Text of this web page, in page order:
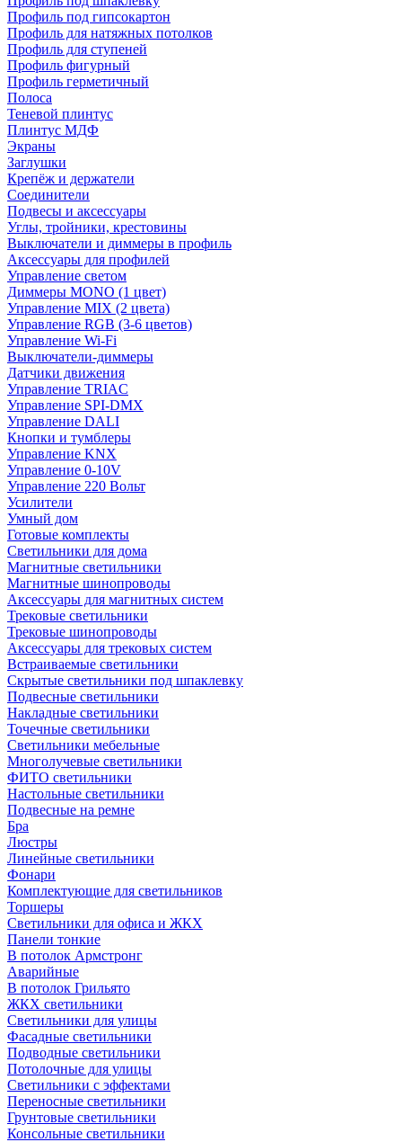
Профиль под гипсокартон
Профиль для натяжных потолков
Профиль для ступеней
Профиль фигурный
Профиль герметичный
Полоса
Теневой плинтус
Плинтус МДФ
Экраны
Заглушки
Крепёж и держатели
Соединители
Подвесы и аксессуары
Углы, тройники, крестовины
Выключатели и диммеры в профиль
Аксессуары для профилей
Управление светом
Диммеры MONO (1 цвет)
Управление MIX (2 цвета)
Управление RGB (3-6 цветов)
Управление Wi-Fi
Выключатели-диммеры
Датчики движения
Управление TRIAC
Управление SPI-DMX
Управление DALI
Кнопки и тумблеры
Управление KNX
Управление 0-10V
Управление 220 Вольт
Усилители
Умный дом
Готовые комплекты
Светильники для дома
Магнитные светильники
Магнитные шинопроводы
Аксессуары для магнитных систем
Трековые светильники
Трековые шинопроводы
Аксессуары для трековых систем
Встраиваемые светильники
Скрытые светильники под шпаклевку
Подвесные светильники
Накладные светильники
Точечные светильники
Светильники мебельные
Многолучевые светильники
ФИТО светильники
Настольные светильники
Подвесные на ремне
Бра
Люстры
Линейные светильники
Фонари
Комплектующие для светильников
Торшеры
Светильники для офиса и ЖКХ
Панели тонкие
В потолок Армстронг
Аварийные
В потолок Грильято
ЖКХ светильники
Светильники для улицы
Фасадные светильники
Подводные светильники
Потолочные для улицы
Светильники с эффектами
Переносные светильники
Грунтовые светильники
Консольные светильники